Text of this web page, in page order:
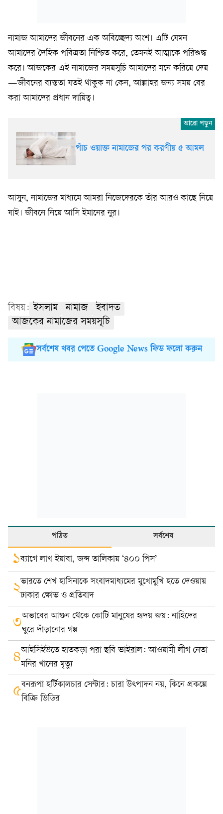
নামাজ আমাদের জীবনের এক অবিচ্ছেদ্য অংশ। এটি যেমন
আমাদের দৈহিক পবিত্রতা নিশ্চিত করে, তেমনই আত্মাকে পরিশুদ্ধ
করে। আজকের এই নামাজের সময়সূচি আমাদের মনে করিয়ে দেয়
—জীবনের ব্যস্ততা যতই থাকুক না কেন, আল্লাহর জন্য সময় বের
করা আমাদের প্রধান দায়িত্ব।
পাঁচ ওয়াক্ত নামাজের পর করণীয় ৫ আমল
আসুন, নামাজের মাধ্যমে আমরা নিজেদেরকে তাঁর আরও কাছে নিয়ে
যাই। জীবনে নিয়ে আসি ইমানের নুর।
বিষয়: ইসলাম নামাজ
ইবাদত
আজকের নামাজের সময়সূচি
সর্বশেষ খবর পেতে Google News ফিড ফলো করুন
পঠিত সর্বশেষ
১ব্যাগে লাখ ইয়াবা, জব্দ তালিকায় ‘৪০০ পিস’
২ভারতে শেখ হাসিনাকে সংবাদমাধ্যমের মুখোমুখি হতে দেওয়ায়
ঢাকার ক্ষোভ ও প্রতিবাদ
৩অভাবের আগুন থেকে কোটি মানুষের হৃদয় জয়: নাহিদের
ঘুরে দাঁড়ানোর গল্প
৪আইসিইউতে হাতকড়া পরা ছবি ভাইরাল: আওয়ামী লীগ নেতা
মনির খানের মৃত্যু
৫বনরূপা হর্টিকালচার সেন্টার: চারা উৎপাদন নয়, কিনে প্রকল্পে
বিক্রি ডিডির